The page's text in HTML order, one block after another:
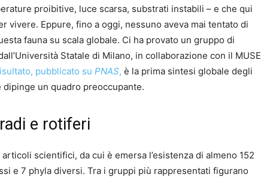
proibitive, luce scarsa, substrati instabili – e che qui
vivere. Eppure, fino a oggi, nessuno aveva mai tentato di
fauna su scala globale. Ci ha provato un gruppo di
Statale di Milano, in collaborazione con il MUSE
pubblicato su PNAS, è la prima sintesi globale degli
un quadro preoccupante.
e rotiferi
scientifici, da cui è emersa l’esistenza di almeno 152
e 7 phyla diversi. Tra i gruppi più rappresentati figurano